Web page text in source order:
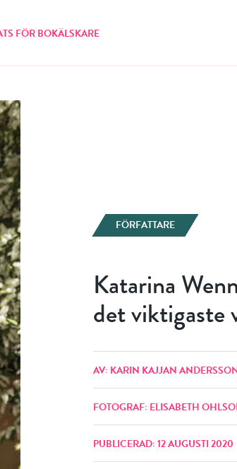
FÖR BOKÄLSKARE
FÖRFATTARE
Katarina
det viktigaste
AV: KARIN KAJJAN
FOTOGRAF: ELISABETH
PUBLICERAD: 12 AUGUSTI 2020